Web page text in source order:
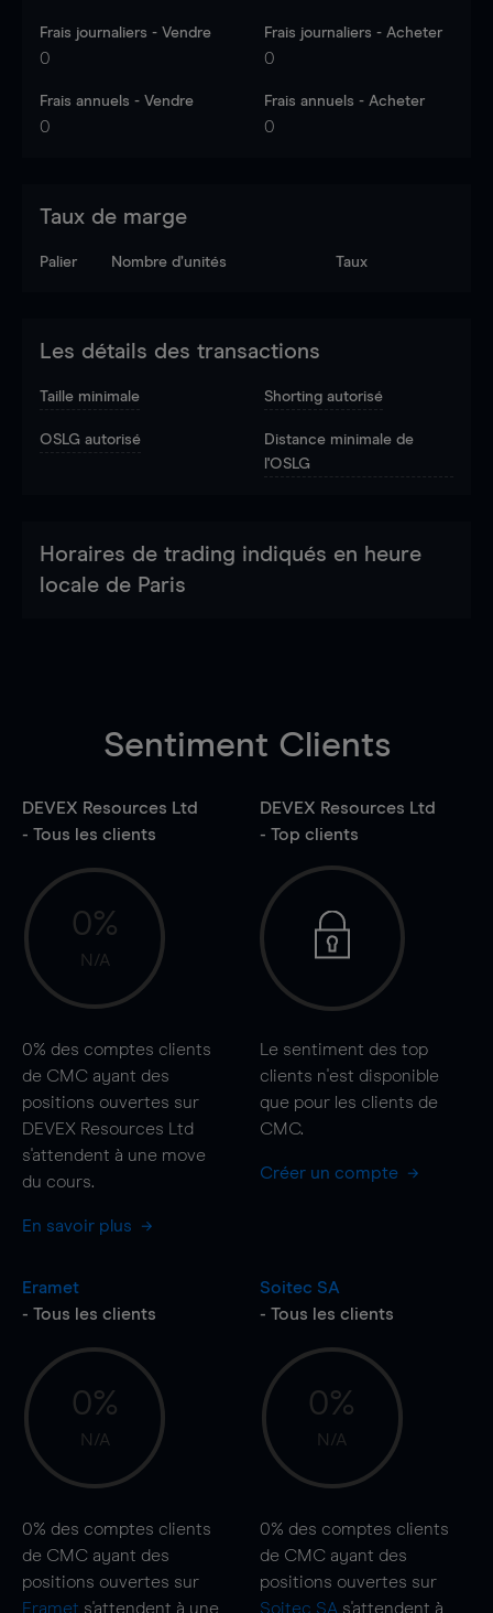
Frais journaliers - Vendre
0
Frais journaliers - Acheter
0
Frais annuels - Vendre
0
Frais annuels - Acheter
0
Taux de marge
Palier Nombre d’unités Taux
Les détails des transactions
Taille minimale Shorting autorisé
OSLG autorisé
Distance minimale de
l'OSLG
Horaires de trading indiqués en heure
locale de Paris
Sentiment Clients
DEVEX Resources Ltd
- Tous les clients
0%
N/A
0% des comptes clients
de CMC ayant des
positions ouvertes sur
DEVEX Resources Ltd
s'attendent à une move
du cours.
En savoir plus
DEVEX Resources Ltd
- Top clients
Le sentiment des top
clients n'est disponible
que pour les clients de
CMC.
Créer un compte
Eramet
- Tous les clients
0%
N/A
0% des comptes clients
de CMC ayant des
positions ouvertes sur
Eramet s'attendent à une
Soitec SA
- Tous les clients
0%
N/A
0% des comptes clients
de CMC ayant des
positions ouvertes sur
Soitec SA s'attendent à